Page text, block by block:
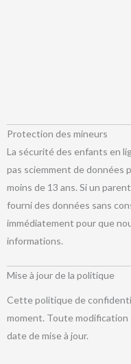
Protection des mineurs
La sécurité des enfants en
pas sciemment de données
moins de 13 ans. Si un
fourni des données sans
immédiatement pour que
informations.
Mise à jour de la politique
Cette politique de
moment. Toute
date de mise à jour.